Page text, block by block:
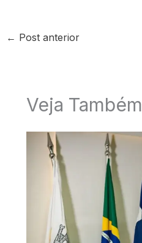
← Post anterior
Veja Também